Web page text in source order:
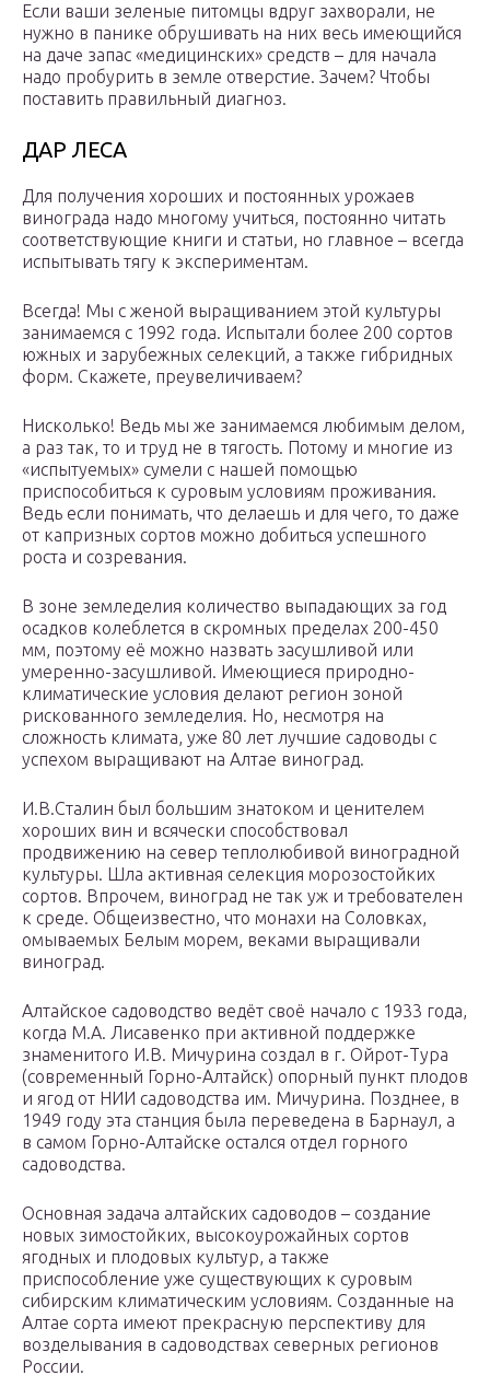
Если ваши зеленые питомцы вдруг захворали, не
нужно в панике обрушивать на них весь имеющийся
на даче запас «медицинских» средств – для начала
надо пробурить в земле отверстие. Зачем? Чтобы
поставить правильный диагноз.
ДАР ЛЕСА
Для получения хороших и постоянных урожаев
винограда надо многому учиться, постоянно читать
соответствующие книги и статьи, но главное – всегда
испытывать тягу к экспериментам.
Всегда! Мы с женой выращиванием этой культуры
занимаемся с 1992 года. Испытали более 200 сортов
южных и зарубежных селекций, а также гибридных
форм. Скажете, преувеличиваем?
Нисколько! Ведь мы же занимаемся любимым делом,
а раз так, то и труд не в тягость. Потому и многие из
«испытуемых» сумели с нашей помощью
приспособиться к суровым условиям проживания.
Ведь если понимать, что делаешь и для чего, то даже
от капризных сортов можно добиться успешного
роста и созревания.
В зоне земледелия количество выпадающих за год
осадков колеблется в скромных пределах 200-450
мм, поэтому её можно назвать засушливой или
умеренно-засушливой. Имеющиеся природно-
климатические условия делают регион зоной
рискованного земледелия. Но, несмотря на
сложность климата, уже 80 лет лучшие садоводы с
успехом выращивают на Алтае виноград.
И.В.Сталин был большим знатоком и ценителем
хороших вин и всячески способствовал
продвижению на север теплолюбивой виноградной
культуры. Шла активная селекция морозостойких
сортов. Впрочем, виноград не так уж и требователен
к среде. Общеизвестно, что монахи на Соловках,
омываемых Белым морем, веками выращивали
виноград.
Алтайское садоводство ведёт своё начало с 1933 года,
когда М.А. Лисавенко при активной поддержке
знаменитого И.В. Мичурина создал в г. Ойрот-Тура
(современный Горно-Алтайск) опорный пункт плодов
и ягод от НИИ садоводства им. Мичурина. Позднее, в
1949 году эта станция была переведена в Барнаул, а
в самом Горно-Алтайске остался отдел горного
садоводства.
Основная задача алтайских садоводов – создание
новых зимостойких, высокоурожайных сортов
ягодных и плодовых культур, а также
приспособление уже существующих к суровым
сибирским климатическим условиям. Созданные на
Алтае сорта имеют прекрасную перспективу для
возделывания в садоводствах северных регионов
России.